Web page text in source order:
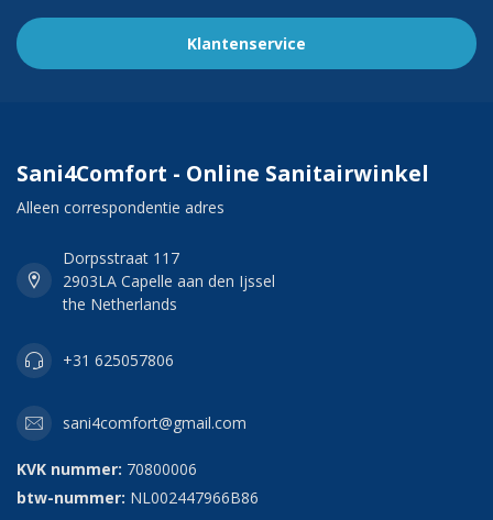
Klantenservice
Sani4Comfort - Online Sanitairwinkel
Alleen correspondentie adres
Dorpsstraat 117
2903LA Capelle aan den Ijssel
the Netherlands
+31 625057806
sani4comfort@gmail.com
KVK nummer: 70800006
btw-nummer: NL002447966B86